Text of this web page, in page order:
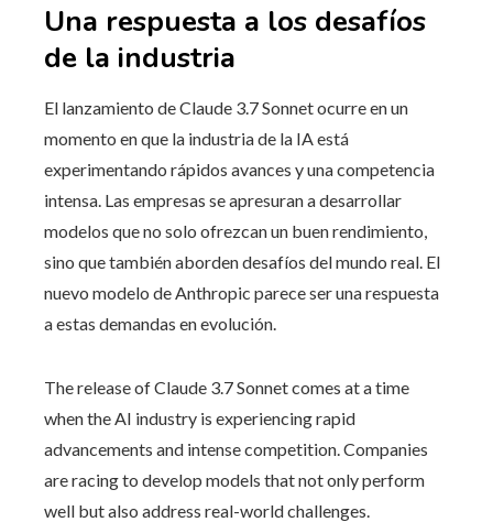
Una respuesta a los desafíos
de la industria
El lanzamiento de Claude 3.7 Sonnet ocurre en un
momento en que la industria de la IA está
experimentando rápidos avances y una competencia
intensa. Las empresas se apresuran a desarrollar
modelos que no solo ofrezcan un buen rendimiento,
sino que también aborden desafíos del mundo real. El
nuevo modelo de Anthropic parece ser una respuesta
a estas demandas en evolución.
The release of Claude 3.7 Sonnet comes at a time
when the AI industry is experiencing rapid
advancements and intense competition. Companies
are racing to develop models that not only perform
well but also address real-world challenges.